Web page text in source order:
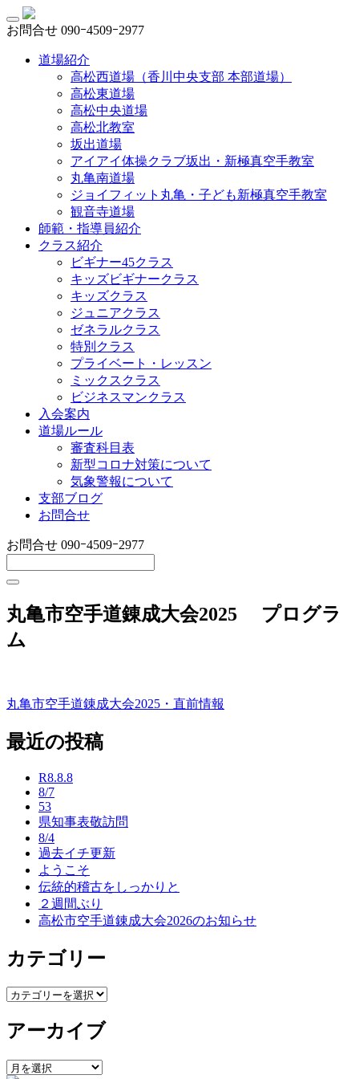
お問合せ 090ｰ4509ｰ2977
道場紹介
高松西道場（香川中央支部 本部道場）
高松東道場
高松中央道場
高松北教室
坂出道場
アイアイ体操クラブ坂出・新極真空手教室
丸亀南道場
ジョイフィット丸亀・子ども新極真空手教室
観音寺道場
師範・指導員紹介
クラス紹介
ビギナー45クラス
キッズビギナークラス
キッズクラス
ジュニアクラス
ゼネラルクラス
特別クラス
プライベート・レッスン
ミックスクラス
ビジネスマンクラス
入会案内
道場ルール
審査科目表
新型コロナ対策について
気象警報について
支部ブログ
お問合せ
お問合せ 090ｰ4509ｰ2977
丸亀市空手道錬成大会2025 プログラ
ム
投
稿
丸亀市空手道錬成大会2025・直前情報
最近の投稿
R8.8.8
8/7
53
県知事表敬訪問
8/4
過去イチ更新
ようこそ
伝統的稽古をしっかりと
２週間ぶり
高松市空手道錬成大会2026のお知らせ
カテゴリー
カ
ゴ
ー
アーカイブ
ア